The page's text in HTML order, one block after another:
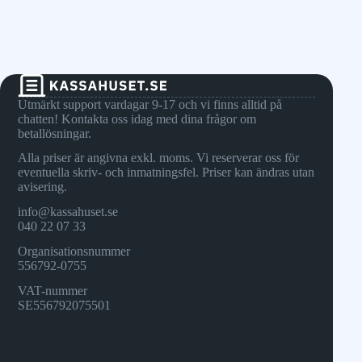
Utmärkt support vardagar 9-17 och vi finns alltid på
chatten! Kontakta oss idag med dina frågor om
betallösningar.
Alla priser är angivna exkl. moms. Vi reserverar oss för
eventuella skriv- och inmatningsfel. Priser kan ändras utan
avisering.
info@kassahuset.se
040 22 07 33
Organisationsnummer
556792-0755
VAT-nummer
SE556792075501